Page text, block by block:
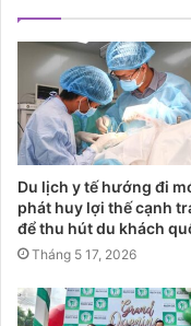
Du lịch y tế hướng đi
phát huy lợi thế cạnh
để thu hút du khách
Tháng 5 17, 2026